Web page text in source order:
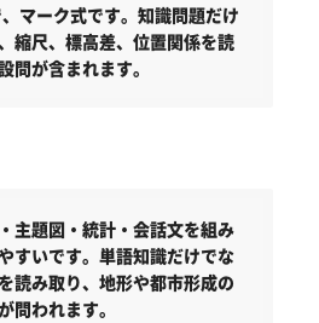
マーク式です。知識問題だけ
縮尺、標高差、位置関係を読
問が含まれます。
主題図・統計・会話文を組み
すいです。単語知識だけでな
読み取り、地形や都市形成の
問われます。